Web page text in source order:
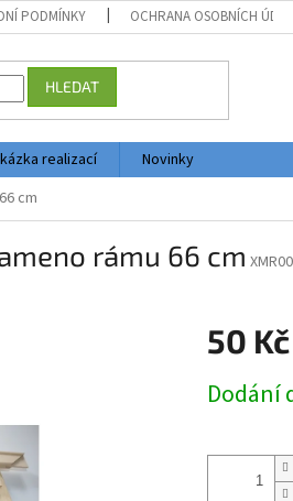
PODMÍNKY OCHRANA OSOBNÍCH ÚDAJŮ
HLEDAT
realizací
Novinky
cm
rámu 66 cm
50 Kč
cena:
Dodání